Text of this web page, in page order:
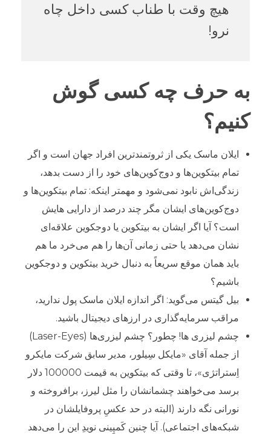
هیچ وقت با طناب کسی داخل چاه
نرو!
به حرف چه کسی گوش
کنیم؟
ایلان ماسک یکی از ثروتمندترین افراد جهان است و اگر
تمام بیتکوین‌ها و دوج‌کوین‌های خود را از دست بدهد،
زندگی‌اش نابود نمی‌شود و مهمتر اینکه: تمام بیتکوین‌ها و
دوج‌کوین‌های ایشان مگر چند درصد از دارایی هایش
است؟ آیا اگر ایشان به بیتکوین یا دوجکوین علاقه‌ای
نشان می‌دهد یا حتی زمانی آن‌ها را هم می‌خرد ما هم
باید همان موقع سریعاً به دنبال خرید بیتکوین و دوجکوین
باشیم؟
بیل گیتس می‌گوید: اگر اندازه ایلان ماسک پول ندارید،
مراقب سرمایه‌گذاری در ارزهای دیجیتال باشید.
چشم لیزری ها! چطور؟ چشم لیزری‌ها (Laser-Eyes)
از جمله آقای «مایکل سِیلور، مدیر سابق شرکت مایکرو
اِستراتژی»، تا وقتی که بیتکوین به قیمت 100000 دلار
برسد می‌خواهند چشمانشان را مثل لیرز، برافروخته و
نورانی نگه دارند (البته در حد عکسِ پروفایلشان در
شبکه‌های اجتماعی). آیا چنین کَمپِینی نویدِ این را می‌دهد